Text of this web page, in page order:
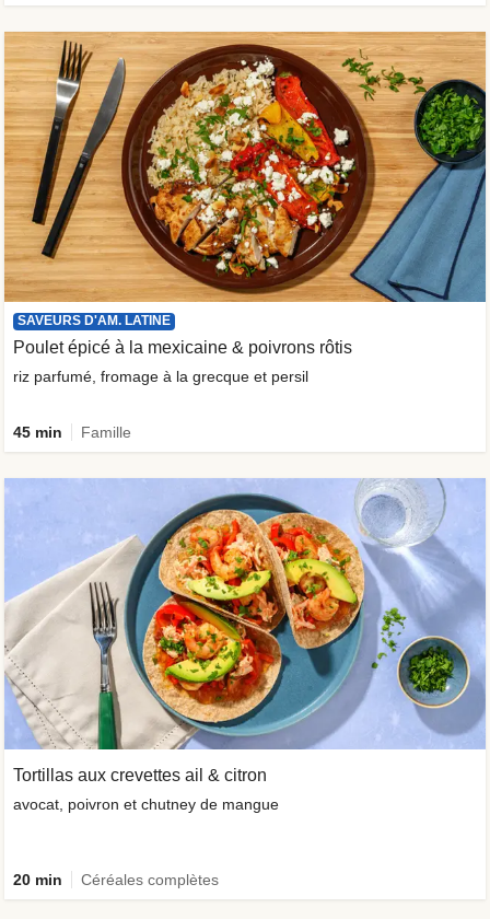
SAVEURS D'AM. LATINE
Poulet épicé à la mexicaine & poivrons rôtis
riz parfumé, fromage à la grecque et persil
45 min Famille
Tortillas aux crevettes ail & citron
avocat, poivron et chutney de mangue
20 min Céréales complètes